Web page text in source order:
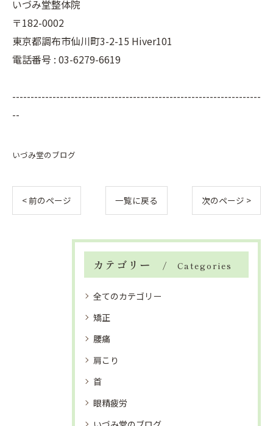
いづみ堂整体院
〒182-0002
東京都調布市仙川町3-2-15 Hiver101
電話番号 : 03-6279-6619
--------------------------------------------------------------------
--
いづみ堂のブログ
< 前のページ 一覧に戻る 次のページ >
カテゴリー Categories
全てのカテゴリー
矯正
腰痛
肩こり
首
眼精疲労